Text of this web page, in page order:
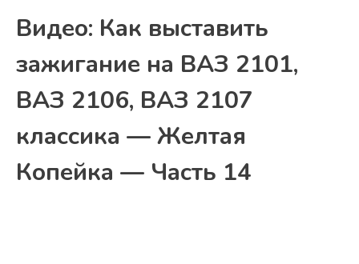
Видео: Как выставить
зажигание на ВАЗ 2101,
ВАЗ 2106, ВАЗ 2107
классика — Желтая
Копейка — Часть 14